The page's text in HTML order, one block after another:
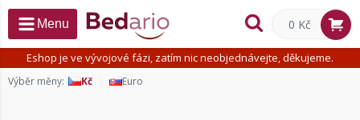
Eshop je ve vývojové fázi, zatím nic neobjednávejte, děkujeme.
Výběr měny: Kč Euro
Menu 0 Kč